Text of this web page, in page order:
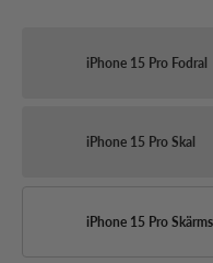
iPhone 15 Pro Fodral
iPhone 15 Pro Skal
iPhone 15 Pro